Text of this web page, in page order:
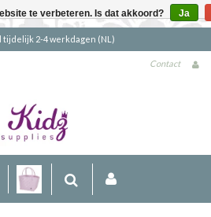
2-4 werkdagen (NL)
Contact
te verbeteren. Is dat akkoord? Ja